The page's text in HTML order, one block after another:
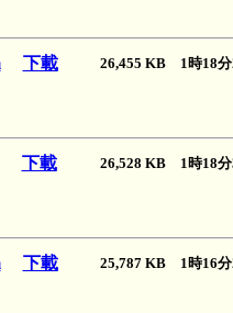
下載
26,455 KB 1時18
下載
26,528 KB 1時18
下載
25,787 KB 1時16